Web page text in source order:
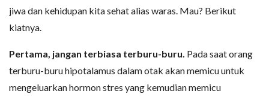
jiwa dan kehidupan kita sehat alias waras. Mau? Berikut
kiatnya.
Pertama, jangan terbiasa terburu-buru. Pada saat orang
terburu-buru hipotalamus dalam otak akan memicu untuk
mengeluarkan hormon stres yang kemudian memicu